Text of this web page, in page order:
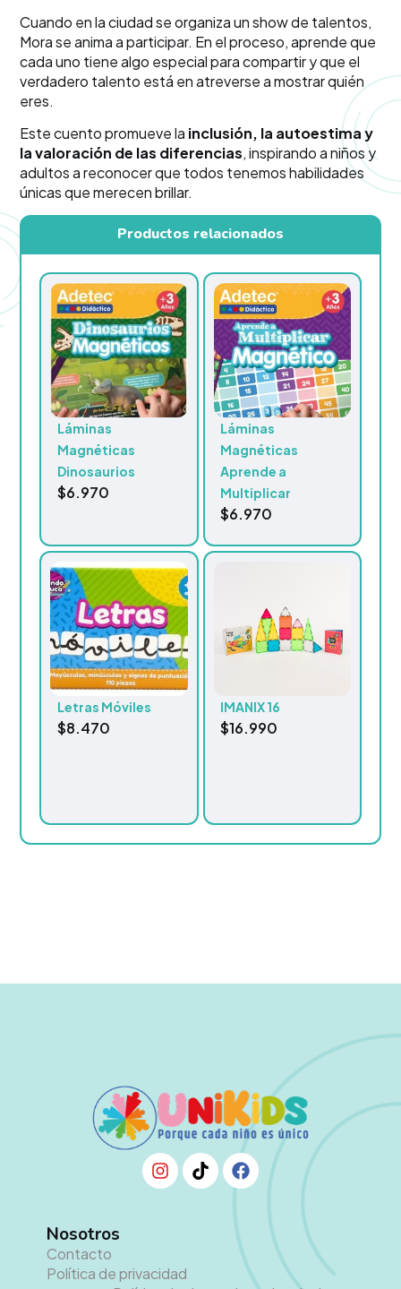
Cuando en la ciudad se organiza un show de talentos,
Mora se anima a participar. En el proceso, aprende que
cada uno tiene algo especial para compartir y que el
verdadero talento está en atreverse a mostrar quién
eres.
Este cuento promueve la inclusión, la autoestima y
la valoración de las diferencias, inspirando a niños y
adultos a reconocer que todos tenemos habilidades
únicas que merecen brillar.
Productos relacionados
Láminas
Magnéticas
Dinosaurios
$6.970
Láminas
Magnéticas
Aprende a
Multiplicar
$6.970
Letras Móviles
$8.470
IMANIX 16
$16.990
Nosotros
Contacto
Política de privacidad